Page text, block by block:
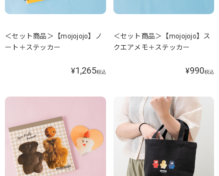
＜セット商品＞【mojojojo】ノ
ート＋ステッカー
¥1,265税込
＜セット商品＞【mojojojo】ス
クエアメモ＋ステッカー
¥990税込